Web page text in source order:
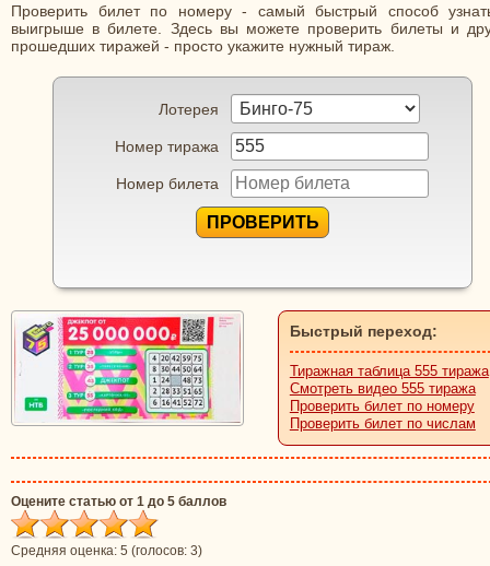
Проверить билет по номеру - самый быстрый способ
выигрыше в билете. Здесь вы можете проверить билеты и
прошедших тиражей - просто укажите нужный тираж.
Лотерея
Номер тиража
Номер билета
ПРОВЕРИТЬ
Быстрый переход:
Тиражная таблица 555 тиража
Смотреть видео 555 тиража
Проверить билет по номеру
Проверить билет по числам
Оцените статью от 1 до 5 баллов
Средняя оценка: 5 (голосов: 3)